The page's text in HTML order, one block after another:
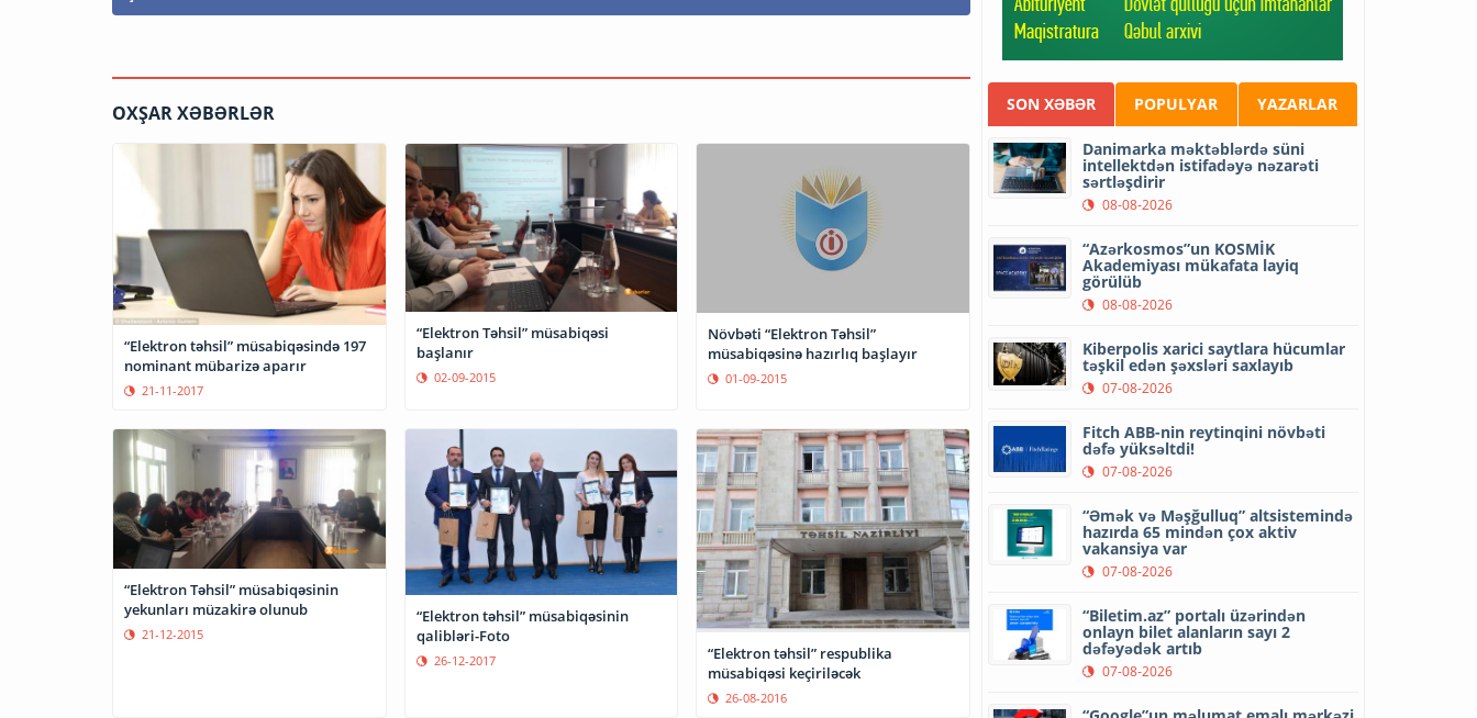
OXŞAR XƏBƏRLƏR
“Elektron təhsil” müsabiqəsində 197
nominant mübarizə aparır
21-11-2017
“Elektron Təhsil” müsabiqəsi
başlanır
02-09-2015
Növbəti “Elektron Təhsil”
müsabiqəsinə hazırlıq başlayır
01-09-2015
“Elektron Təhsil” müsabiqəsinin
yekunları müzakirə olunub
21-12-2015
“Elektron təhsil” müsabiqəsinin
qalibləri-Foto
26-12-2017
“Elektron təhsil” respublika
müsabiqəsi keçiriləcək
26-08-2016
SON XƏBƏR POPULYAR YAZARLAR
Danimarka məktəblərdə süni
intellektdən istifadəyə nəzarəti
sərtləşdirir
08-08-2026
“Azərkosmos”un KOSMİK
Akademiyası mükafata layiq
görülüb
08-08-2026
Kiberpolis xarici saytlara hücumlar
təşkil edən şəxsləri saxlayıb
07-08-2026
Fitch ABB-nin reytinqini növbəti
dəfə yüksəltdi!
07-08-2026
“Əmək və Məşğulluq” altsistemində
hazırda 65 mindən çox aktiv
vakansiya var
07-08-2026
“Biletim.az” portalı üzərindən
onlayn bilet alanların sayı 2
dəfəyədək artıb
07-08-2026